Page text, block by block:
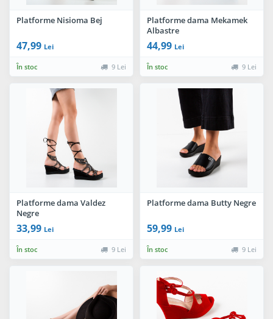
Platforme Nisioma Bej
47,99 Lei
În stoc 9 Lei
Platforme dama Mekamek
Albastre
44,99 Lei
În stoc 9 Lei
Platforme dama Valdez
Negre
33,99 Lei
În stoc 9 Lei
Platforme dama Butty Negre
59,99 Lei
În stoc 9 Lei